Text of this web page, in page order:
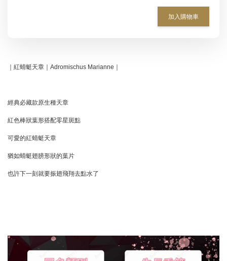
加入購物車
｜紅蜻蜓天章｜Adromischus Marianne｜
經典必藏款原生種天章
紅色棒狀葉形搭配零星斑點
可愛的紅蜻蜓天章
猶如蜻蜓翅膀形狀的葉片
也許下一刻就要振翅飛翔去點水了